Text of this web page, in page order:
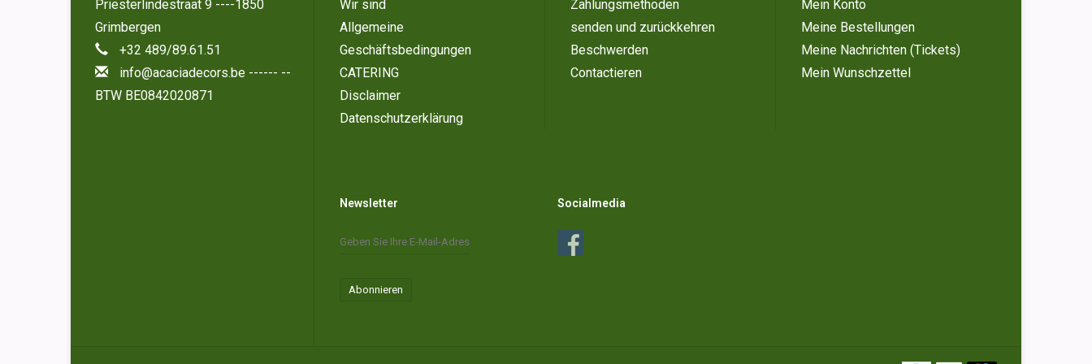
Priesterlindestraat 9 ----1850
Grimbergen
+32 489/89.61.51
info@acaciadecors.be ------ --
BTW BE0842020871
Wir sind
Allgemeine
Geschäftsbedingungen
CATERING
Disclaimer
Datenschutzerklärung
Zahlungsmethoden
senden und zurückkehren
Beschwerden
Contactieren
Mein Konto
Meine Bestellungen
Meine Nachrichten (Tickets)
Mein Wunschzettel
Newsletter
Abonnieren
Socialmedia